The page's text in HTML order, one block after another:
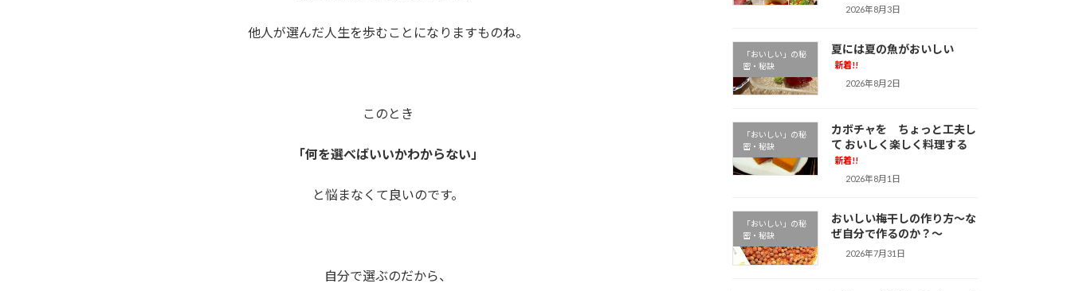
他人が選んだ人生を歩むことになりますものね。
このとき
「何を選べばいいかわからない」
と悩まなくて良いのです。
自分で選ぶのだから、
2026年8月3日
「おいしい」の秘
密・秘訣
夏には夏の魚がおいしい
新着!!
2026年8月2日
「おいしい」の秘
密・秘訣
カボチャを ちょっと工夫し
て おいしく楽しく料理する
新着!!
2026年8月1日
「おいしい」の秘
密・秘訣
おいしい梅干しの作り方～な
ぜ自分で作るのか？～
2026年7月31日